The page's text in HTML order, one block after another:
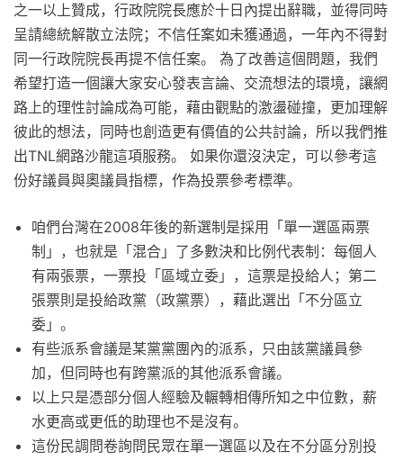
之一以上贊成，行政院院長應於十日內提出辭職，並得同時
呈請總統解散立法院；不信任案如未獲通過，一年內不得對
同一行政院院長再提不信任案。 為了改善這個問題，我們
希望打造一個讓大家安心發表言論、交流想法的環境，讓網
路上的理性討論成為可能，藉由觀點的激盪碰撞，更加理解
彼此的想法，同時也創造更有價值的公共討論，所以我們推
出TNL網路沙龍這項服務。 如果你還沒決定，可以參考這
份好議員與奧議員指標，作為投票參考標準。
咱們台灣在2008年後的新選制是採用「單一選區兩票
制」，也就是「混合」了多數決和比例代表制：每個人
有兩張票，一票投「區域立委」，這票是投給人；第二
張票則是投給政黨（政黨票），藉此選出「不分區立
委」。
有些派系會議是某黨黨團內的派系，只由該黨議員參
加，但同時也有跨黨派的其他派系會議。
以上只是憑部分個人經驗及輾轉相傳所知之中位數，薪
水更高或更低的助理也不是沒有。
這份民調問卷詢問民眾在單一選區以及在不分區分別投